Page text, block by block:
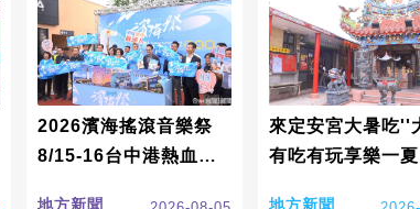
2026濱海搖滾音樂祭
8/15-16台中港熱血開
地方新聞
來定安宮大暑吃''
有吃有玩享樂一夏
地方新聞